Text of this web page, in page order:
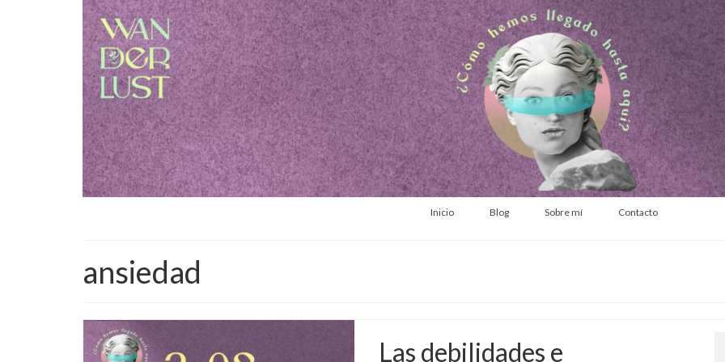
Inicio Blog Sobre mí Contacto
ansiedad
Las debilidades e